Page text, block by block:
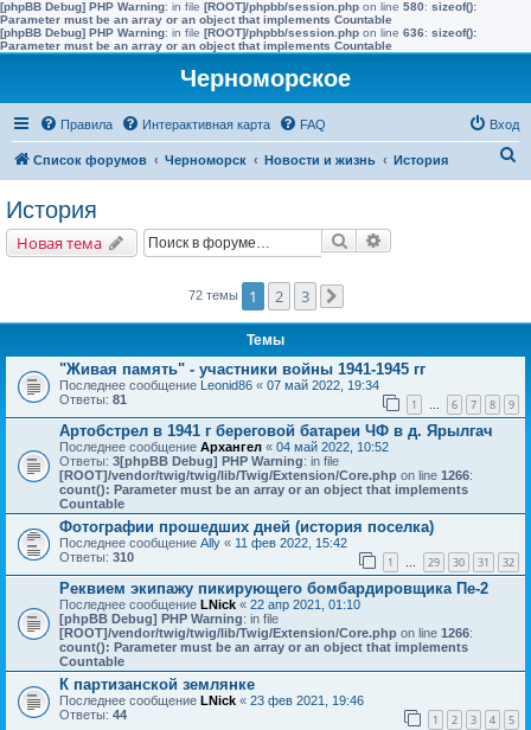
[phpBB Debug] PHP Warning: in file [ROOT]/phpbb/session.php on line 580: sizeof():
Parameter must be an array or an object that implements Countable
[phpBB Debug] PHP Warning: in file [ROOT]/phpbb/session.php on line 636: sizeof():
Parameter must be an array or an object that implements Countable
Черноморское
Правила Интерактивная карта FAQ Вход
Список форумов Черноморск Новости и жизнь История
История
Новая тема Поиск
72 темы 1 2 3
Темы
"Живая память" - участники войны 1941-1945 гг
Последнее сообщение Leonid86 « 07 май 2022, 19:34
Ответы: 81 1 … 6 7 8 9
Артобстрел в 1941 г береговой батареи ЧФ в д. Ярылгач
Последнее сообщение Архангел « 04 май 2022, 10:52
Ответы: 3[phpBB Debug] PHP Warning: in file
[ROOT]/vendor/twig/twig/lib/Twig/Extension/Core.php on line 1266:
count(): Parameter must be an array or an object that implements
Countable
Фотографии прошедших дней (история поселка)
Последнее сообщение Ally « 11 фев 2022, 15:42
Ответы: 310 1 … 29 30 31 32
Реквием экипажу пикирующего бомбардировщика Пе-2
Последнее сообщение LNick « 22 апр 2021, 01:10
[phpBB Debug] PHP Warning: in file
[ROOT]/vendor/twig/twig/lib/Twig/Extension/Core.php on line 1266:
count(): Parameter must be an array or an object that implements
Countable
К партизанской землянке
Последнее сообщение LNick « 23 фев 2021, 19:46
Ответы: 44 1 2 3 4 5